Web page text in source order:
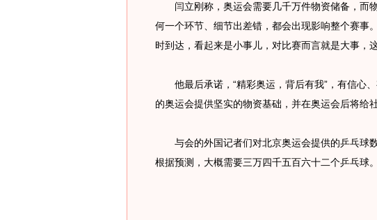
闫立刚称，奥运会需要几千万件物资储备，而
何一个环节、细节出差错，都会出现影响整个赛事
时到达，看起来是小事儿，对比赛而言就是大事，
他最后承诺，“精彩奥运，背后有我”，有信心
的奥运会提供坚实的物资基础，并在奥运会后将给
与会的外国记者们对北京奥运会提供的乒乓球数
根据预测，大概需要三万四千五百六十二个乒乓球。